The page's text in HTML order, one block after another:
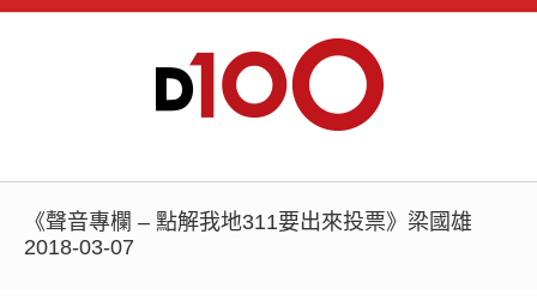
《聲音專欄 – 點解我地311要出來投票》梁國雄
2018-03-07